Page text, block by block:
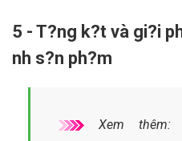
5 - T?ng k?t và gi?i
nh s?n ph?m
Xem thêm: